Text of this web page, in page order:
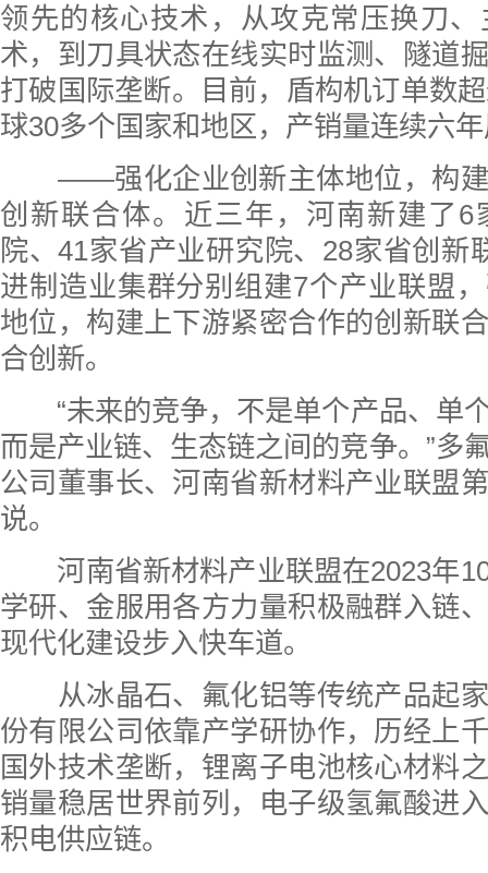
领先的核心技术，从攻克常压换刀
术，到刀具状态在线实时监测、隧道
打破国际垄断。目前，盾构机订单数
球30多个国家和地区，产销量连续六
——强化企业创新主体地位，构建
创新联合体。近三年，河南新建了6
院、41家省产业研究院、28家省创新
进制造业集群分别组建7个产业联盟
地位，构建上下游紧密合作的创新联
合创新。
“未来的竞争，不是单个产品、单
而是产业链、生态链之间的竞争。”多
公司董事长、河南省新材料产业联盟
说。
河南省新材料产业联盟在2023年
学研、金服用各方力量积极融群入链
现代化建设步入快车道。
从冰晶石、氟化铝等传统产品起家
份有限公司依靠产学研协作，历经上
国外技术垄断，锂离子电池核心材料
销量稳居世界前列，电子级氢氟酸进
积电供应链。